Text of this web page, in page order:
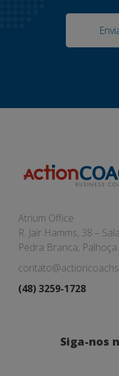
Atrium Office
R. Jair Hamms, 38 –
Pedra Branca, Palhoça
(48) 3259-1728
Siga-nos